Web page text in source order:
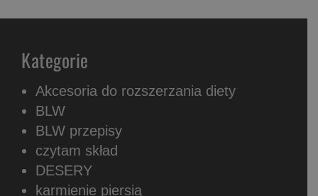
Kategorie
Akcesoria do rozszerzania diety
BLW
BLW przepisy
czytam skład
DESERY
karmienie piersią